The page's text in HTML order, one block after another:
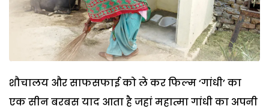
शौचालय और साफसफाई को ले कर फिल्म ‘गांधी’ का
एक सीन बरबस याद आता है जहां महात्मा गांधी का अपनी